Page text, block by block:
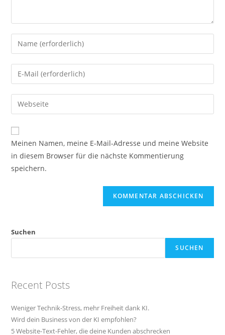
Gib
deinen
Namen
oder
zum
Kommentieren
ein
Gib
deine
E-
Mail-
zum
Kommentieren
ein
Gib
deine
Website-
URL
Meinen Namen, meine E-Mail-Adresse und meine Website
in diesem Browser für die nächste Kommentierung
speichern.
Suchen
SUCHEN
Recent Posts
Weniger Technik-Stress, mehr Freiheit dank KI.
Wird dein Business von der KI empfohlen?
5 Website-Text-Fehler, die deine Kunden abschrecken